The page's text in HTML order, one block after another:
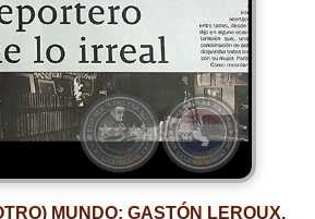
MUNDO: GASTÓN LEROUX,